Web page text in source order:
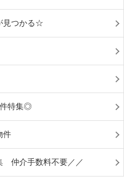
見つかる☆
件特集◎
件
仲介手数料不要／／